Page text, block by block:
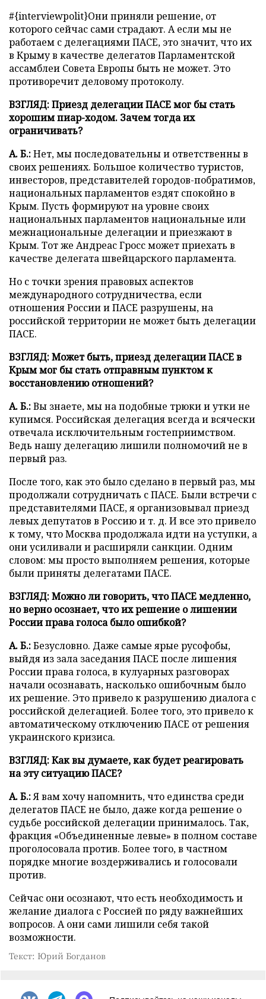
#{interviewpolit}Они приняли решение, от
которого сейчас сами страдают. А если мы не
работаем с делегациями ПАСЕ, это значит, что их
в Крыму в качестве делегатов Парламентской
ассамблеи Совета Европы быть не может. Это
противоречит деловому протоколу.
ВЗГЛЯД: Приезд делегации ПАСЕ мог бы стать
хорошим пиар-ходом. Зачем тогда их
ограничивать?
А. Б.:Нет, мы последовательны и ответственны в
своих решениях. Большое количество туристов,
инвесторов, представителей городов-побратимов,
национальных парламентов ездят спокойно в
Крым. Пусть формируют на уровне своих
национальных парламентов национальные или
межнациональные делегации и приезжают в
Крым. Тот же Андреас Гросс может приехать в
качестве делегата швейцарского парламента.
Но с точки зрения правовых аспектов
международного сотрудничества, если
отношения России и ПАСЕ разрушены, на
российской территории не может быть делегации
ПАСЕ.
ВЗГЛЯД: Может быть, приезд делегации ПАСЕ в
Крым мог бы стать отправным пунктом к
восстановлению отношений?
А. Б.:Вы знаете, мы на подобные трюки и утки не
купимся. Российская делегация всегда и всячески
отвечала исключительным гостеприимством.
Ведь нашу делегацию лишили полномочий не в
первый раз.
После того, как это было сделано в первый раз, мы
продолжали сотрудничать с ПАСЕ. Были встречи с
представителями ПАСЕ, я организовывал приезд
левых депутатов в Россию и т. д. И все это привело
к тому, что Москва продолжала идти на уступки, а
они усиливали и расширяли санкции. Одним
словом: мы просто выполняем решения, которые
были приняты делегатами ПАСЕ.
ВЗГЛЯД: Можно ли говорить, что ПАСЕ медленно,
но верно осознает, что их решение о лишении
России права голоса было ошибкой?
А. Б.:Безусловно. Даже самые ярые русофобы,
выйдя из зала заседания ПАСЕ после лишения
России права голоса, в кулуарных разговорах
начали осознавать, насколько ошибочным было
их решение. Это привело к разрушению диалога с
российской делегацией. Более того, это привело к
автоматическому отключению ПАСЕ от решения
украинского кризиса.
ВЗГЛЯД: Как вы думаете, как будет реагировать
на эту ситуацию ПАСЕ?
А. Б.:Я вам хочу напомнить, что единства среди
делегатов ПАСЕ не было, даже когда решение о
судьбе российской делегации принималось. Так,
фракция «Объединенные левые» в полном составе
проголосовала против. Более того, в частном
порядке многие воздерживались и голосовали
против.
Сейчас они осознают, что есть необходимость и
желание диалога с Россией по ряду важнейших
вопросов. А они сами лишили себя такой
возможности.
Текст: Юрий Богданов